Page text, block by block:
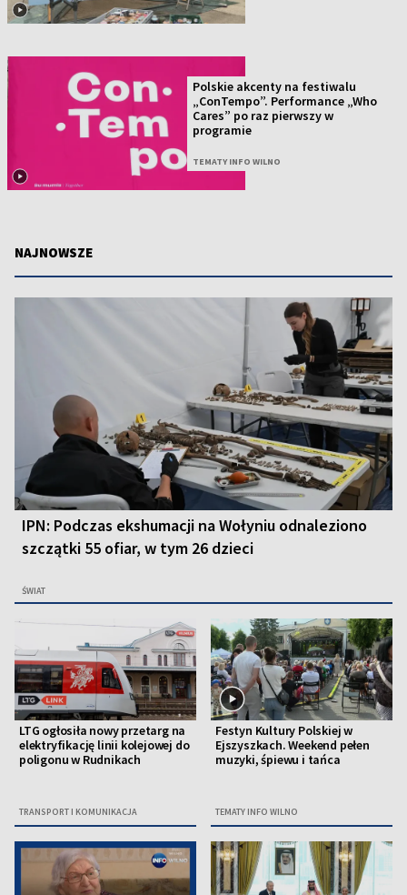
Polskie akcenty na festiwalu
„ConTempo”. Performance „Who
Cares” po raz pierwszy w
programie
TEMATY INFO WILNO
NAJNOWSZE
IPN: Podczas ekshumacji na Wołyniu odnaleziono
szczątki 55 ofiar, w tym 26 dzieci
ŚWIAT
LTG ogłosiła nowy przetarg na
elektryfikację linii kolejowej do
poligonu w Rudnikach
TRANSPORT I KOMUNIKACJA
Festyn Kultury Polskiej w
Ejszyszkach. Weekend pełen
muzyki, śpiewu i tańca
TEMATY INFO WILNO